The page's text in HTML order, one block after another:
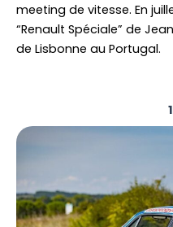
meeting de vitesse. En
“Renault Spéciale” de
de Lisbonne au Portugal.